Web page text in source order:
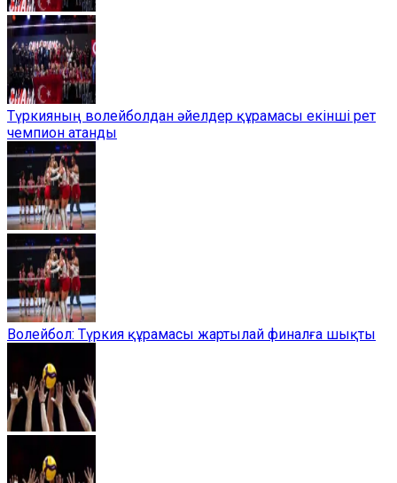
Түркияның волейболдан әйелдер құрамасы екінші рет
чемпион атанды
Волейбол: Түркия құрамасы жартылай финалға шықты